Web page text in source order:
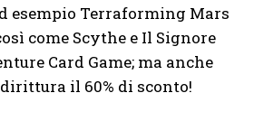
esempio Terraforming Mars
come Scythe e Il Signore
Card Game; ma anche
il 60% di sconto!